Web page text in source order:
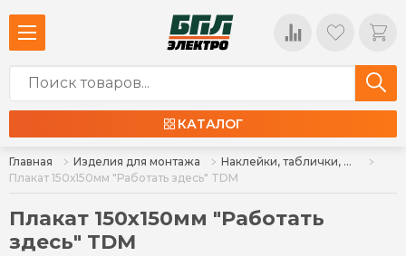
КАТАЛОГ
Главная Изделия для монтажа
Наклейки, таблички, книги, журналы, удостоверения
Плакат 150х150мм "Работать здесь" TDM
Плакат 150х150мм "Работать
здесь" TDM